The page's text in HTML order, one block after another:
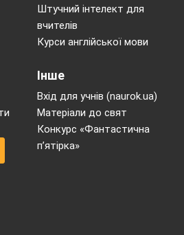
Штучний інтелект для
вчителів
Курси англійської мови
Інше
Вхід для учнів (naurok.ua)
Матеріали до свят
Конкурс «Фантастична
п’ятірка»